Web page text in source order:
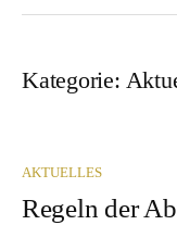
Kategorie:
AKTUELLES
Regeln der